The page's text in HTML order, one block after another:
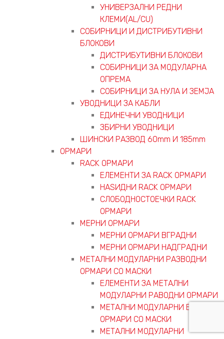
УНИВЕРЗАЛНИ РЕДНИ
КЛЕМИ(AL/CU)
СОБИРНИЦИ И ДИСТРИБУТИВНИ
БЛОКОВИ
ДИСТРИБУТИВНИ БЛОКОВИ
СОБИРНИЦИ ЗА МОДУЛАРНА
ОПРЕМА
СОБИРНИЦИ ЗА НУЛА И ЗЕМЈА
УВОДНИЦИ ЗА КАБЛИ
ЕДИНЕЧНИ УВОДНИЦИ
ЗБИРНИ УВОДНИЦИ
ШИНСКИ РАЗВОД 60mm И 185mm
ОРМАРИ
RACK ОРМАРИ
ЕЛЕМЕНТИ ЗА RACK ОРМАРИ
НАЅИДНИ RACK ОРМАРИ
СЛОБОДНОСТОЕЧКИ RACK
ОРМАРИ
МЕРНИ ОРМАРИ
МЕРНИ ОРМАРИ ВГРАДНИ
МЕРНИ ОРМАРИ НАДГРАДНИ
МЕТАЛНИ МОДУЛАРНИ РАЗВОДНИ
ОРМАРИ СО МАСКИ
ЕЛЕМЕНТИ ЗА МЕТАЛНИ
МОДУЛАРНИ РАВОДНИ ОРМАРИ
МЕТАЛНИ МОДУЛАРНИ ВГРАДНИ
ОРМАРИ СО МАСКИ
МЕТАЛНИ МОДУЛАРНИ